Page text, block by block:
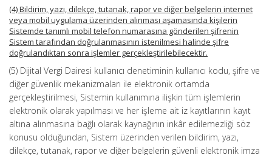
(4) Bildirim, yazı, dilekçe, tutanak, rapor ve diğer belgelerin internet
veya mobil uygulama üzerinden alınması aşamasında kişilerin
Sistemde tanımlı mobil telefon numarasına gönderilen şifrenin
Sistem tarafından doğrulanmasının istenilmesi halinde şifre
doğrulandıktan sonra işlemler gerçekleştirilebilecektir.
(5) Dijital Vergi Dairesi kullanıcı denetiminin kullanıcı kodu, şifre ve
diğer güvenlik mekanizmaları ile elektronik ortamda
gerçekleştirilmesi, Sistemin kullanımına ilişkin tüm işlemlerin
elektronik olarak yapılması ve her işleme ait iz kayıtlarının kayıt
altına alınmasına bağlı olarak kaynağının inkâr edilemezliği söz
konusu olduğundan, Sistem üzerinden verilen bildirim, yazı,
dilekçe, tutanak, rapor ve diğer belgelerin güvenli elektronik imza